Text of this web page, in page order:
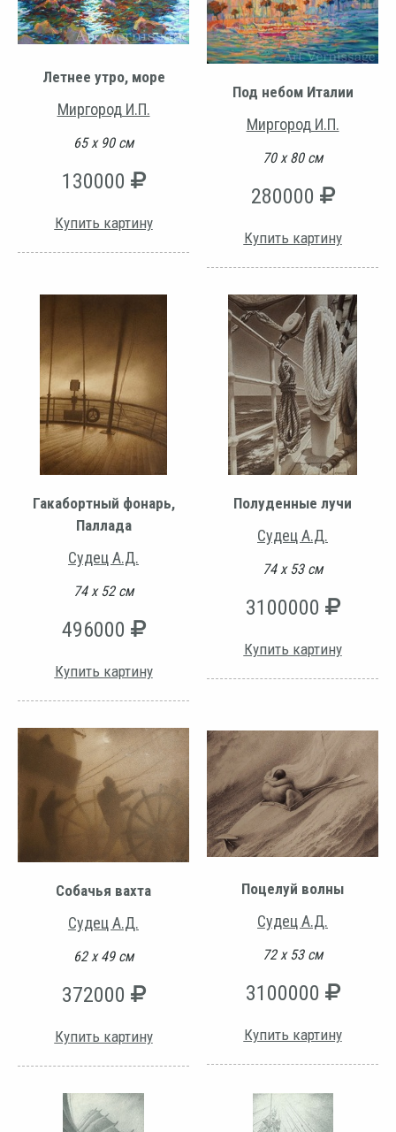
Летнее утро, море
Миргород И.П.
65 х 90 см
130000
Купить картину
Под небом Италии
Миргород И.П.
70 х 80 см
280000
Купить картину
Гакабортный фонарь,
Паллада
Судец А.Д.
74 х 52 см
496000
Купить картину
Полуденные лучи
Судец А.Д.
74 х 53 см
3100000
Купить картину
Собачья вахта
Судец А.Д.
62 х 49 см
372000
Купить картину
Поцелуй волны
Судец А.Д.
72 х 53 см
3100000
Купить картину